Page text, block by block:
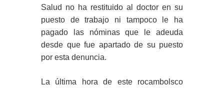
Salud no ha restituido al doctor en su
puesto de trabajo ni tampoco le ha
pagado las nóminas que le adeuda
desde que fue apartado de su puesto
por esta denuncia.
La última hora de este rocambolsco